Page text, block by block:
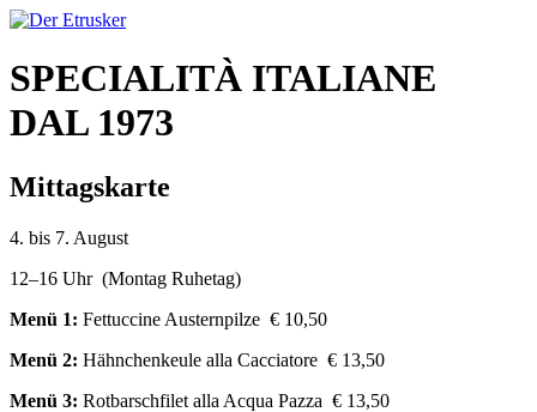
SPECIALITÀ ITALIANE
DAL 1973
Mittagskarte
4. bis 7. August
12–16 Uhr (Montag Ruhetag)
Menü 1: Fettuccine Austernpilze € 10,50
Menü 2: Hähnchenkeule alla Cacciatore € 13,50
Menü 3: Rotbarschfilet alla Acqua Pazza € 13,50